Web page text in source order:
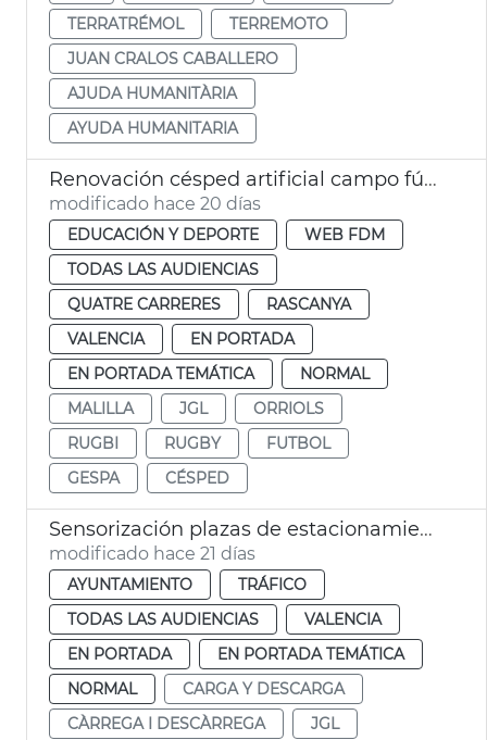
TERRATRÉMOL
TERREMOTO
JUAN CRALOS CABALLERO
AJUDA HUMANITÀRIA
AYUDA HUMANITARIA
Renovación césped artificial campo fútbol Orriols y Quatre Carreres y campo rugby Cuatro Carreres València
modificado hace 20 días
EDUCACIÓN Y DEPORTE
WEB FDM
TODAS LAS AUDIENCIAS
QUATRE CARRERES
RASCANYA
VALENCIA
EN PORTADA
EN PORTADA TEMÁTICA
NORMAL
MALILLA
JGL
ORRIOLS
RUGBI
RUGBY
FUTBOL
GESPA
CÉSPED
Sensorización plazas de estacionamiento PMR y carga y descarga
modificado hace 21 días
AYUNTAMIENTO
TRÁFICO
TODAS LAS AUDIENCIAS
VALENCIA
EN PORTADA
EN PORTADA TEMÁTICA
NORMAL
CARGA Y DESCARGA
CÀRREGA I DESCÀRREGA
JGL